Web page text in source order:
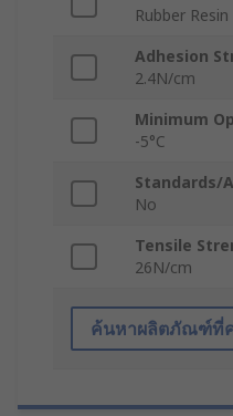
Rubber Resin
Adhesion
2.4N/cm
Minimum
-5°C
Standards/
No
Tensile
26N/cm
ค้นหาผลิตภัณฑ์ที่